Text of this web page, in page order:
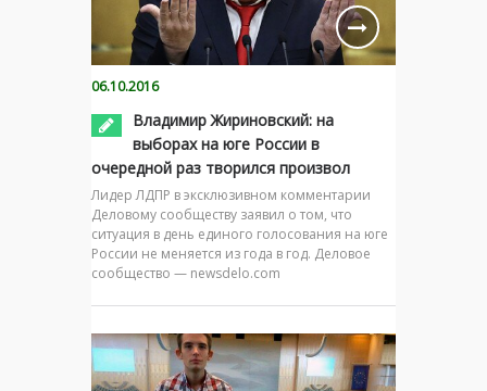
06.10.2016
Владимир Жириновский: на
выборах на юге России в
очередной раз творился произвол
Лидер ЛДПР в эксклюзивном комментарии
Деловому сообществу заявил о том, что
ситуация в день единого голосования на юге
России не меняется из года в год. Деловое
сообщество — newsdelo.com